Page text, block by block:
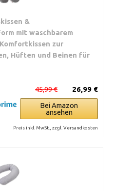
&
mit waschbarem
zur
Hüften und Beinen für
26,99 €
45,99 €
Bei Amazon
ansehen
Preis inkl. MwSt., zzgl. Versandkosten